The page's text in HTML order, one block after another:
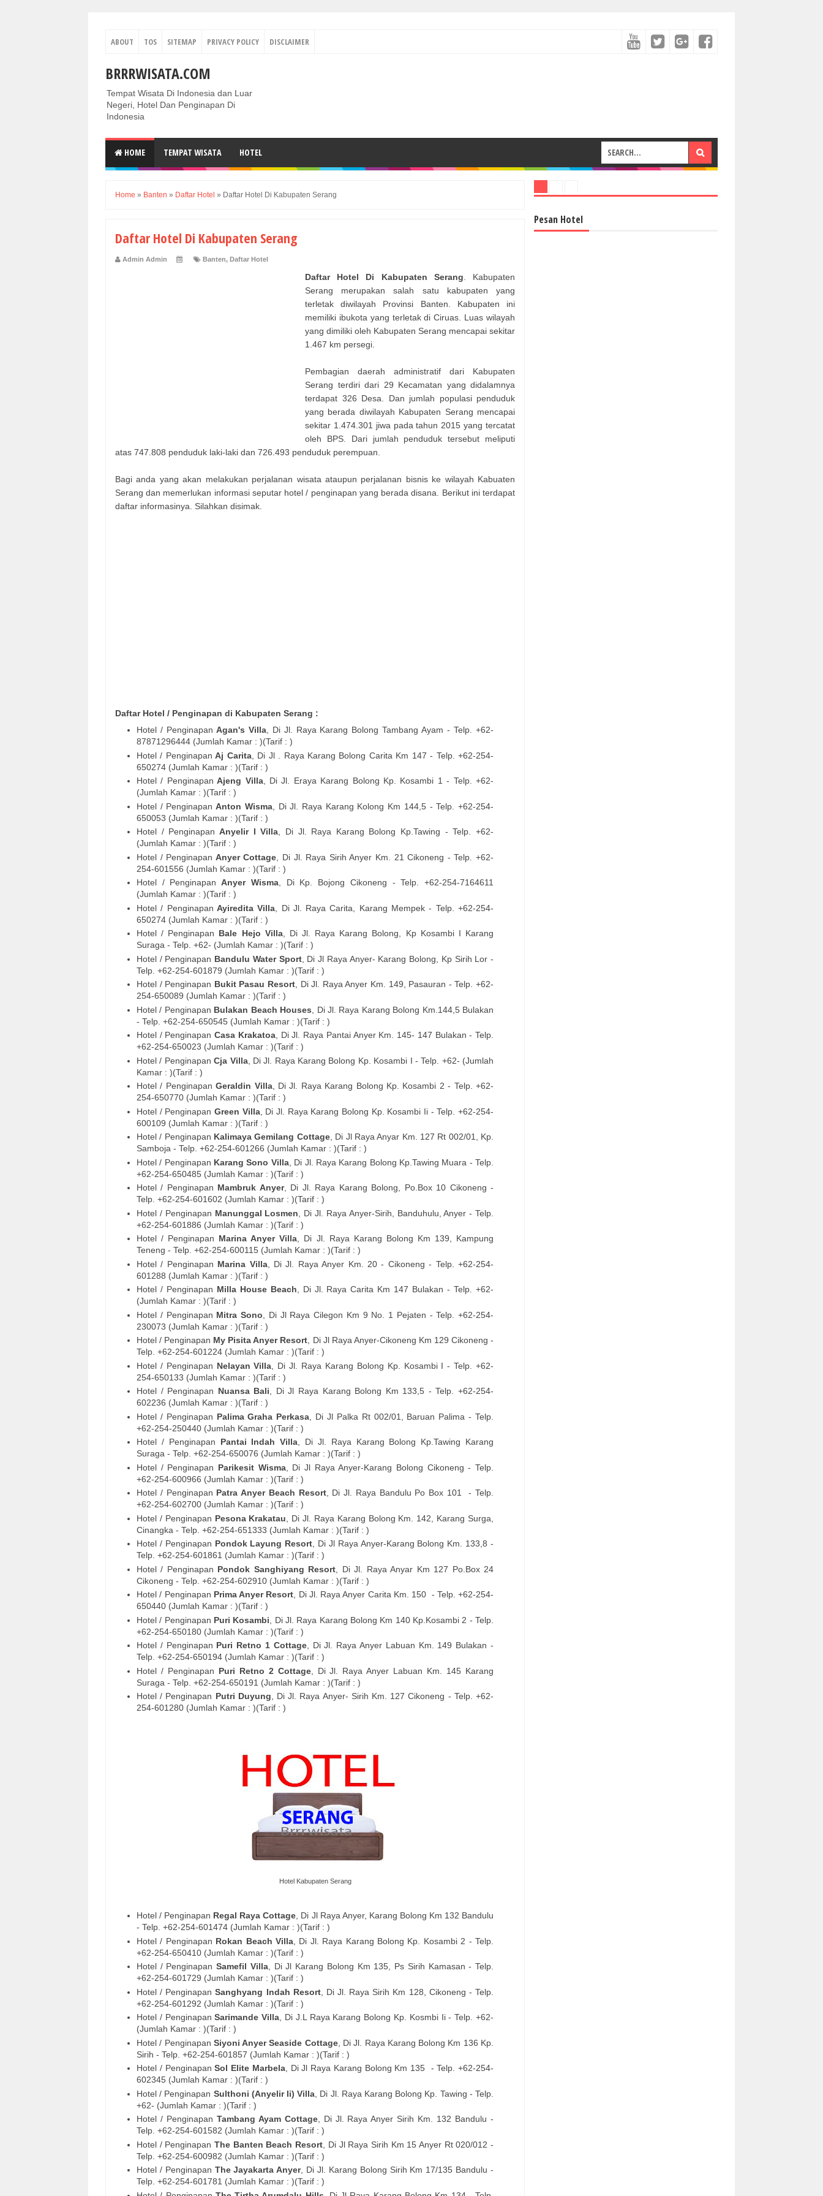
ABOUT TOS SITEMAP PRIVACY POLICY DISCLAIMER
BRRRWISATA.COM
Tempat Wisata Di Indonesia dan Luar
Negeri, Hotel Dan Penginapan Di
Indonesia
HOME TEMPAT WISATA HOTEL
Home » Banten » Daftar Hotel » Daftar Hotel Di Kabupaten Serang
Daftar Hotel Di Kabupaten Serang
Admin Admin Banten, Daftar Hotel
Daftar Hotel Di Kabupaten Serang . Kabupaten
Serang merupakan salah satu kabupaten yang
terletak diwilayah Provinsi Banten. Kabupaten ini
memiliki ibukota yang terletak di Ciruas. Luas wilayah
yang dimiliki oleh Kabupaten Serang mencapai sekitar
1.467 km persegi.
Pembagian daerah administratif dari Kabupaten
Serang terdiri dari 29 Kecamatan yang didalamnya
terdapat 326 Desa. Dan jumlah populasi penduduk
yang berada diwilayah Kabupaten Serang mencapai
sekitar 1.474.301 jiwa pada tahun 2015 yang tercatat
oleh BPS. Dari jumlah penduduk tersebut meliputi
atas 747.808 penduduk laki-laki dan 726.493 penduduk perempuan.
Bagi anda yang akan melakukan perjalanan wisata ataupun perjalanan bisnis ke wilayah Kabuaten
Serang dan memerlukan informasi seputar hotel / penginapan yang berada disana. Berikut ini terdapat
daftar informasinya. Silahkan disimak.
Daftar Hotel / Penginapan di Kabupaten Serang :
Hotel / Penginapan Agan's Villa, Di Jl. Raya Karang Bolong Tambang Ayam - Telp. +62-
87871296444 (Jumlah Kamar : )(Tarif : )
Hotel / Penginapan Aj Carita, Di Jl . Raya Karang Bolong Carita Km 147 - Telp. +62-254-
650274 (Jumlah Kamar : )(Tarif : )
Hotel / Penginapan Ajeng Villa, DiJl. Eraya Karang Bolong Kp. Kosambi 1 - Telp. +62-
(Jumlah Kamar : )(Tarif : )
Hotel / Penginapan Anton Wisma, DiJl. Raya Karang Kolong Km 144,5- Telp. +62-254-
650053 (Jumlah Kamar : )(Tarif : )
Hotel / Penginapan Anyelir I Villa , Di Jl. Raya Karang Bolong Kp.Tawing - Telp. +62-
(Jumlah Kamar : )(Tarif : )
Hotel / Penginapan Anyer Cottage , Di Jl. Raya Sirih Anyer Km. 21 Cikoneng - Telp. +62-
254-601556 (Jumlah Kamar : )(Tarif : )
Hotel / Penginapan Anyer Wisma, Di Kp. Bojong Cikoneng - Telp. +62-254-7164611
(Jumlah Kamar : )(Tarif : )
Hotel / Penginapan Ayiredita Villa , Di Jl. Raya Carita, Karang Mempek - Telp. +62-254-
650274 (Jumlah Kamar : )(Tarif : )
Hotel / Penginapan Bale Hejo Villa, DiJl. Raya Karang Bolong, Kp Kosambi I Karang
Suraga - Telp. +62- (Jumlah Kamar : )(Tarif : )
Hotel / Penginapan Bandulu Water Sport, DiJl Raya Anyer- Karang Bolong, Kp Sirih Lor -
Telp. +62-254-601879 (Jumlah Kamar : )(Tarif : )
Hotel / Penginapan Bukit Pasau Resort , DiJl. Raya Anyer Km. 149, Pasauran - Telp. +62-
254-650089 (Jumlah Kamar : )(Tarif : )
Hotel / Penginapan Bulakan Beach Houses , Di Jl. Raya Karang Bolong Km.144,5 Bulakan
- Telp. +62-254-650545 (Jumlah Kamar : )(Tarif : )
Hotel / Penginapan Casa Krakatoa, DiJl. Raya Pantai Anyer Km. 145- 147 Bulakan - Telp.
+62-254-650023 (Jumlah Kamar : )(Tarif : )
Hotel / Penginapan Cja Villa, DiJl. Raya Karang Bolong Kp. Kosambi I - Telp. +62- (Jumlah
Kamar : )(Tarif : )
Hotel / Penginapan Geraldin Villa, DiJl. Raya Karang Bolong Kp. Kosambi 2 - Telp. +62-
254-650770 (Jumlah Kamar : )(Tarif : )
Hotel / Penginapan Green Villa, DiJl. Raya Karang Bolong Kp. Kosambi Ii - Telp. +62-254-
600109 (Jumlah Kamar : )(Tarif : )
Hotel / Penginapan Kalimaya Gemilang Cottage, Di Jl Raya Anyar Km. 127 Rt 002/01, Kp.
Samboja - Telp. +62-254-601266 (Jumlah Kamar : )(Tarif : )
Hotel / Penginapan Karang Sono Villa, Di Jl. Raya Karang Bolong Kp.Tawing Muara - Telp.
+62-254-650485 (Jumlah Kamar : )(Tarif : )
Hotel / Penginapan Mambruk Anyer, Di Jl. Raya Karang Bolong, Po.Box 10 Cikoneng -
Telp. +62-254-601602 (Jumlah Kamar : )(Tarif : )
Hotel / Penginapan Manunggal Losmen , DiJl. Raya Anyer-Sirih, Banduhulu, Anyer - Telp.
+62-254-601886 (Jumlah Kamar : )(Tarif : )
Hotel / Penginapan Marina Anyer Villa , Di Jl. Raya Karang Bolong Km 139, Kampung
Teneng - Telp. +62-254-600115 (Jumlah Kamar : )(Tarif : )
Hotel / Penginapan Marina Villa, DiJl. Raya Anyer Km. 20 - Cikoneng - Telp. +62-254-
601288 (Jumlah Kamar : )(Tarif : )
Hotel / Penginapan Milla House Beach , Di Jl. Raya Carita Km 147 Bulakan - Telp. +62-
(Jumlah Kamar : )(Tarif : )
Hotel / Penginapan Mitra Sono , Di Jl Raya Cilegon Km 9 No. 1 Pejaten - Telp. +62-254-
230073 (Jumlah Kamar : )(Tarif : )
Hotel / Penginapan My Pisita Anyer Resort , Di Jl Raya Anyer-Cikoneng Km 129 Cikoneng -
Telp. +62-254-601224 (Jumlah Kamar : )(Tarif : )
Hotel / Penginapan Nelayan Villa , DiJl. Raya Karang Bolong Kp. Kosambi I - Telp. +62-
254-650133 (Jumlah Kamar : )(Tarif : )
Hotel / Penginapan Nuansa Bali , DiJl Raya Karang Bolong Km 133,5 - Telp. +62-254-
602236 (Jumlah Kamar : )(Tarif : )
Hotel / Penginapan Palima Graha Perkasa , DiJl Palka Rt 002/01, Baruan Palima - Telp.
+62-254-250440 (Jumlah Kamar : )(Tarif : )
Hotel / Penginapan Pantai Indah Villa , Di Jl. Raya Karang Bolong Kp.Tawing Karang
Suraga - Telp. +62-254-650076 (Jumlah Kamar : )(Tarif : )
Hotel / Penginapan Parikesit Wisma, DiJl Raya Anyer-Karang Bolong Cikoneng - Telp.
+62-254-600966 (Jumlah Kamar : )(Tarif : )
Hotel / Penginapan Patra Anyer Beach Resort, Di Jl. Raya Bandulu Po Box 101
- Telp.
+62-254-602700 (Jumlah Kamar : )(Tarif : )
Hotel / Penginapan Pesona Krakatau , DiJl. Raya Karang Bolong Km. 142, Karang Surga,
Cinangka - Telp. +62-254-651333 (Jumlah Kamar : )(Tarif : )
Hotel / Penginapan Pondok Layung Resort , Di Jl Raya Anyer-Karang Bolong Km. 133,8 -
Telp. +62-254-601861 (Jumlah Kamar : )(Tarif : )
Hotel / Penginapan Pondok Sanghiyang Resort , DiJl. Raya Anyar Km 127 Po.Box 24
Cikoneng - Telp. +62-254-602910 (Jumlah Kamar : )(Tarif : )
Hotel / Penginapan Prima Anyer Resort , Di Jl. Raya Anyer Carita Km. 150 - Telp. +62-254-
650440 (Jumlah Kamar : )(Tarif : )
Hotel / Penginapan Puri Kosambi , DiJl. Raya Karang Bolong Km 140 Kp.Kosambi 2 - Telp.
+62-254-650180 (Jumlah Kamar : )(Tarif : )
Hotel / Penginapan Puri Retno 1 Cottage, DiJl. Raya Anyer Labuan Km. 149 Bulakan -
Telp. +62-254-650194 (Jumlah Kamar : )(Tarif : )
Hotel / Penginapan Puri Retno 2 Cottage, DiJl. Raya Anyer Labuan Km. 145 Karang
Suraga - Telp. +62-254-650191 (Jumlah Kamar : )(Tarif : )
Hotel / Penginapan Putri Duyung , DiJl. Raya Anyer- Sirih Km. 127 Cikoneng - Telp. +62-
254-601280 (Jumlah Kamar : )(Tarif : )
Hotel Kabupaten Serang
Hotel / Penginapan Regal Raya Cottage , Di Jl Raya Anyer, Karang Bolong Km 132 Bandulu
- Telp. +62-254-601474 (Jumlah Kamar : )(Tarif : )
Hotel / Penginapan Rokan Beach Villa , Di Jl. Raya Karang Bolong Kp. Kosambi 2 - Telp.
+62-254-650410 (Jumlah Kamar : )(Tarif : )
Hotel / Penginapan Samefil Villa, DiJl Karang Bolong Km 135, Ps Sirih Kamasan - Telp.
+62-254-601729 (Jumlah Kamar : )(Tarif : )
Hotel / Penginapan Sanghyang Indah Resort, DiJl. Raya Sirih Km 128, Cikoneng - Telp.
+62-254-601292 (Jumlah Kamar : )(Tarif : )
Hotel / Penginapan Sarimande Villa , Di J.L Raya Karang Bolong Kp. Kosmbi Ii- Telp. +62-
(Jumlah Kamar : )(Tarif : )
Hotel / Penginapan Siyoni Anyer Seaside Cottage, DiJl. Raya Karang Bolong Km 136 Kp.
Sirih - Telp. +62-254-601857 (Jumlah Kamar : )(Tarif : )
Hotel / Penginapan Sol Elite Marbela, DiJl Raya Karang Bolong Km 135
- Telp. +62-254-
602345 (Jumlah Kamar : )(Tarif : )
Hotel / Penginapan Sulthoni (Anyelir Ii) Villa , Di Jl. Raya Karang Bolong Kp. Tawing - Telp.
+62- (Jumlah Kamar : )(Tarif : )
Hotel / Penginapan Tambang Ayam Cottage, Di Jl. Raya Anyer Sirih Km. 132 Bandulu -
Telp. +62-254-601582 (Jumlah Kamar : )(Tarif : )
Hotel / Penginapan The Banten Beach Resort , Di Jl Raya Sirih Km 15 Anyer Rt 020/012 -
Telp. +62-254-600982 (Jumlah Kamar : )(Tarif : )
Hotel / Penginapan The Jayakarta Anyer, DiJl. Karang Bolong Sirih Km 17/135 Bandulu -
Telp. +62-254-601781 (Jumlah Kamar : )(Tarif : )
Pesan Hotel